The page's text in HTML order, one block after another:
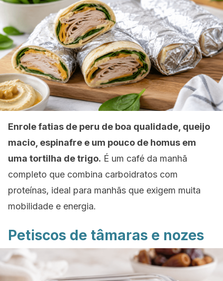
Enrole fatias de peru de boa qualidade, queijo
macio, espinafre e um pouco de homus em
uma tortilha de trigo. É um café da manhã
completo que combina carboidratos com
proteínas, ideal para manhãs que exigem muita
mobilidade e energia.
Petiscos de tâmaras e nozes